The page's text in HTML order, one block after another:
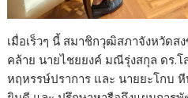
เมื่อเร็วๆ นี้ สมาชิกวุฒิสภาจังหวัดส
คล้าย นายไชยยงค์ มณีรุ่งสกุล ดร.
หฤหรรษ์ปราการ และ นายยะโกบ